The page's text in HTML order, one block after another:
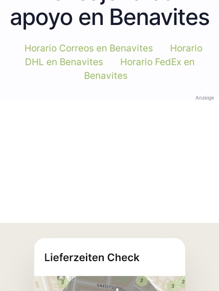
apoyo en Benavites
Horario Correos en Benavites
Horario
DHL en Benavites
Horario FedEx en
Benavites
Anzeige